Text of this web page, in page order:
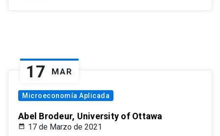
17 MAR
Microeconomía Aplicada
Abel Brodeur, University of Ottawa
17 de Marzo de 2021